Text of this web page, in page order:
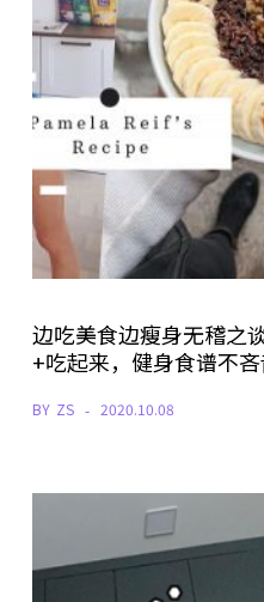
边吃美食边瘦身无稽之
+吃起来，健身食谱不吝
BY ZS 2020.10.08